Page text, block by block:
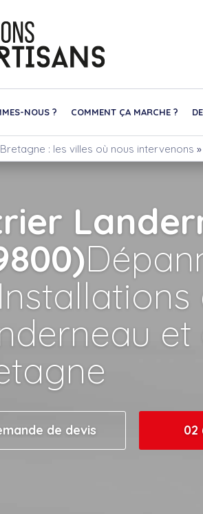
NOUS ? COMMENT ÇA MARCHE ?
: les villes où nous intervenons »
et
de devis 02